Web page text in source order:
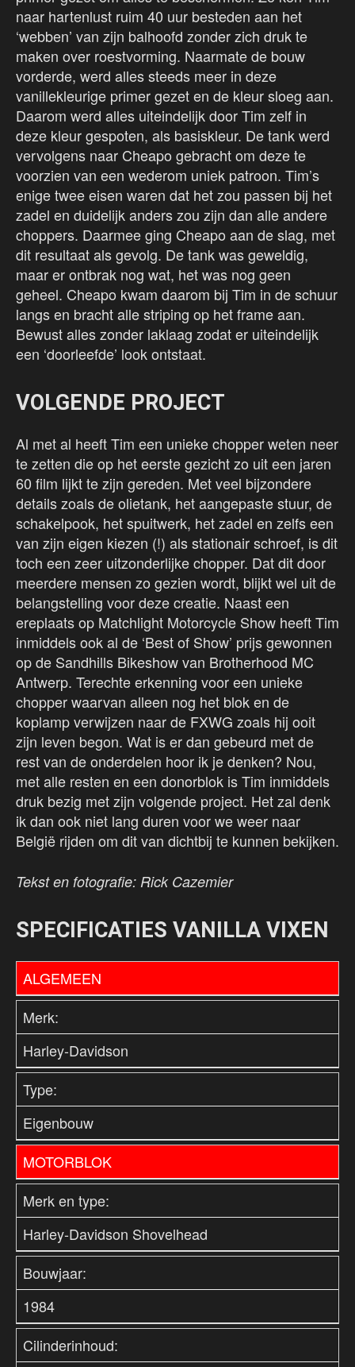
naar hartenlust ruim 40 uur besteden aan het
‘webben’ van zijn balhoofd zonder zich druk te
maken over roestvorming. Naarmate de bouw
vorderde, werd alles steeds meer in deze
vanillekleurige primer gezet en de kleur sloeg aan.
Daarom werd alles uiteindelijk door Tim zelf in
deze kleur gespoten, als basiskleur. De tank werd
vervolgens naar Cheapo gebracht om deze te
voorzien van een wederom uniek patroon. Tim’s
enige twee eisen waren dat het zou passen bij het
zadel en duidelijk anders zou zijn dan alle andere
choppers. Daarmee ging Cheapo aan de slag, met
dit resultaat als gevolg. De tank was geweldig,
maar er ontbrak nog wat, het was nog geen
geheel. Cheapo kwam daarom bij Tim in de schuur
langs en bracht alle striping op het frame aan.
Bewust alles zonder laklaag zodat er uiteindelijk
een ‘doorleefde’ look ontstaat.
VOLGENDE PROJECT
Al met al heeft Tim een unieke chopper weten neer
te zetten die op het eerste gezicht zo uit een jaren
60 film lijkt te zijn gereden. Met veel bijzondere
details zoals de olietank, het aangepaste stuur, de
schakelpook, het spuitwerk, het zadel en zelfs een
van zijn eigen kiezen (!) als stationair schroef, is dit
toch een zeer uitzonderlijke chopper. Dat dit door
meerdere mensen zo gezien wordt, blijkt wel uit de
belangstelling voor deze creatie. Naast een
ereplaats op Matchlight Motorcycle Show heeft Tim
inmiddels ook al de ‘Best of Show’ prijs gewonnen
op de Sandhills Bikeshow van Brotherhood MC
Antwerp. Terechte erkenning voor een unieke
chopper waarvan alleen nog het blok en de
koplamp verwijzen naar de FXWG zoals hij ooit
zijn leven begon. Wat is er dan gebeurd met de
rest van de onderdelen hoor ik je denken? Nou,
met alle resten en een donorblok is Tim inmiddels
druk bezig met zijn volgende project. Het zal denk
ik dan ook niet lang duren voor we weer naar
België rijden om dit van dichtbij te kunnen bekijken.
Tekst en fotografie: Rick Cazemier
SPECIFICATIES VANILLA VIXEN
ALGEMEEN
Merk:
Harley-Davidson
Type:
Eigenbouw
MOTORBLOK
Merk en type:
Harley-Davidson Shovelhead
Bouwjaar:
1984
Cilinderinhoud: